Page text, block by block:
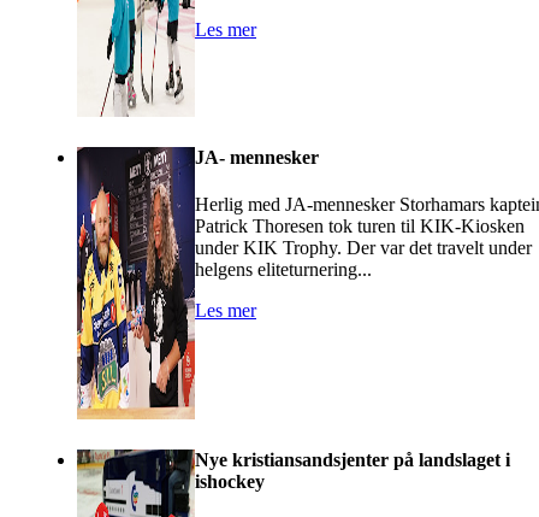
Les mer
JA- mennesker
Herlig med JA-mennesker Storhamars
Patrick Thoresen tok turen til KIK-Kiosken
under KIK Trophy. Der var det travelt under
helgens eliteturnering...
Les mer
Nye kristiansandsjenter på landslaget i
ishockey